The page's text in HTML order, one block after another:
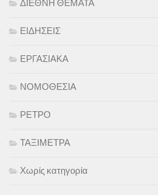
ΔΙΕΘΝΗ ΘΕΜΑΤΑ
ΕΙΔΗΣΕΙΣ
ΕΡΓΑΣΙΑΚΑ
ΝΟΜΟΘΕΣΙΑ
ΡΕΤΡΟ
ΤΑΞΙΜΕΤΡΑ
Χωρίς κατηγορία